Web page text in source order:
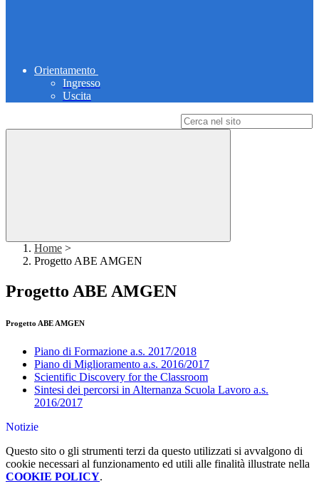
Orientamento
Ingresso
Uscita
Home >
Progetto ABE AMGEN
Progetto ABE AMGEN
Progetto ABE AMGEN
Piano di Formazione a.s. 2017/2018
Piano di Miglioramento a.s. 2016/2017
Scientific Discovery for the Classroom
Sintesi dei percorsi in Alternanza Scuola Lavoro a.s.
2016/2017
Notizie
Questo sito o gli strumenti terzi da questo utilizzati si avvalgono di
cookie necessari al funzionamento ed utili alle finalità illustrate nella
COOKIE POLICY.